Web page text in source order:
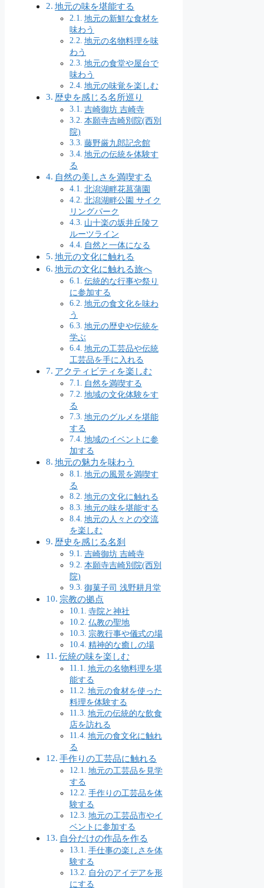
地元の味を堪能する
地元の新鮮な食材を
味わう
地元の名物料理を味
わう
地元の食堂や屋台で
味わう
地元の味覚を楽しむ
歴史を感じる名所巡り
吉崎御坊 吉崎寺
本願寺吉崎別院(西別
院)
藤野厳九郎記念館
地元の伝統を体験す
る
自然の美しさを満喫する
北潟湖畔花菖蒲園
北潟湖畔公園 サイク
リングパーク
山十楽の坂井丘陵フ
ルーツライン
自然と一体になる
地元の文化に触れる
地元の文化に触れる旅へ
伝統的な行事や祭り
に参加する
地元の食文化を味わ
う
地元の歴史や伝統を
学ぶ
地元の工芸品や伝統
工芸品を手に入れる
アクティビティを楽しむ
自然を満喫する
地域の文化体験をす
る
地元のグルメを堪能
する
地域のイベントに参
加する
地元の魅力を味わう
地元の風景を満喫す
る
地元の文化に触れる
地元の味を堪能する
地元の人々との交流
を楽しむ
歴史を感じる名刹
吉崎御坊 吉崎寺
本願寺吉崎別院(西別
院)
御菓子司 浅野耕月堂
宗教の拠点
寺院と神社
仏教の聖地
宗教行事や儀式の場
精神的な癒しの場
伝統の味を楽しむ
地元の名物料理を堪
能する
地元の食材を使った
料理を体験する
地元の伝統的な飲食
店を訪れる
地元の食文化に触れ
る
手作りの工芸品に触れる
地元の工芸品を見学
する
手作りの工芸品を体
験する
地元の工芸品市やイ
ベントに参加する
自分だけの作品を作る
手仕事の楽しさを体
験する
自分のアイデアを形
にする